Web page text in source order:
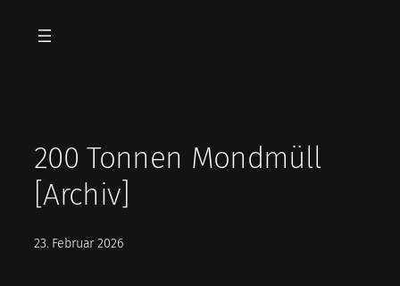
Inhalt
200 Tonnen Mondmüll
[Archiv]
23. Februar 2026